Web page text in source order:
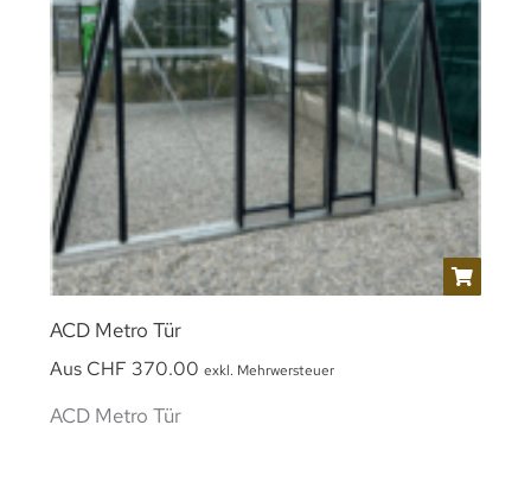
ACD Metro Tür
Aus CHF 370.00 exkl. Mehrwersteuer
ACD Metro Tür